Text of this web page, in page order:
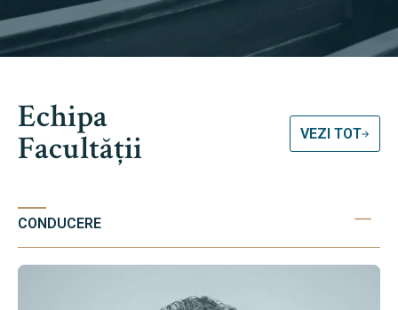
Echipa
Facultății VEZI TOT
CONDUCERE